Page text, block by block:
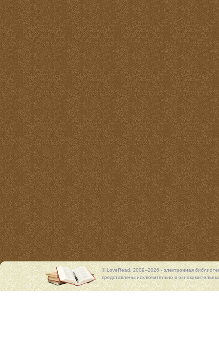
© LoveRead, 2009–2026 - электронная
представлены исключительно в